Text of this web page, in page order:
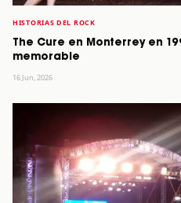
HISTORIAS DEL ROCK
The Cure en Monterrey en
memorable
16 Jun, 2026